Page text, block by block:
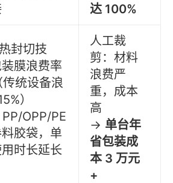
达 100%
封切技
膜浪费率
统设备浪
）
OPP/PE
胶袋，单
时长延长
人工裁
剪：材料
浪费严
重，成本
高
→ 单台年
省包装成
本 3 万元
+